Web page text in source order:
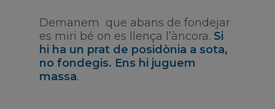
Demanem que abans de fondejar
es miri bé on es llença l’àncora. Si
hi ha un prat de posidònia a sota,
no fondegis. Ens hi juguem
massa.